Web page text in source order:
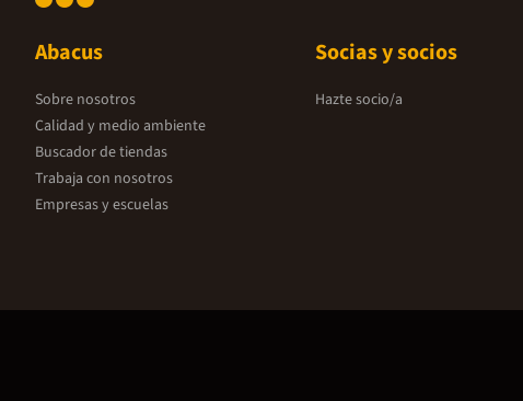
Abacus
Sobre nosotros
Calidad y medio ambiente
Buscador de tiendas
Trabaja con nosotros
Empresas y escuelas
Socias y socios
Hazte socio/a